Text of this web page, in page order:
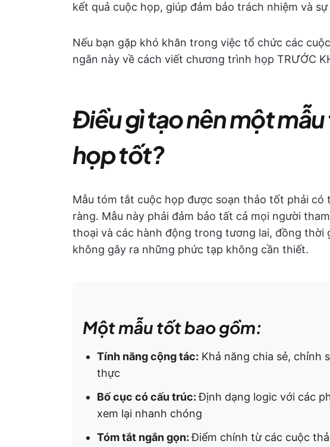
kết quả cuộc họp, giúp đảm bảo trách nhiệm và
Nếu bạn gặp khó khăn trong việc tổ chức các
ngắn này về cách viết chương trình họp TRƯỚC
Điều gì tạo nên một
họp tốt?
Mẫu tóm tắt cuộc họp được soạn thảo tốt phải
ràng. Mẫu này phải đảm bảo tất cả mọi người
thoại và các hành động trong tương lai, đồng thời
không gây ra những phức tạp không cần thiết.
Một mẫu tốt bao gồm:
Tính năng cộng tác: Khả năng chia sẻ, chỉnh
thực
Bố cục có cấu trúc:Định dạng logic với các
xem lại nhanh chóng
Tóm tắt ngắn gọn:Điểm chính từ các cuộc